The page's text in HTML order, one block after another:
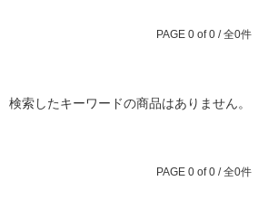
PAGE 0 of 0 / 全0件
検索したキーワードの商品はありません。
PAGE 0 of 0 / 全0件